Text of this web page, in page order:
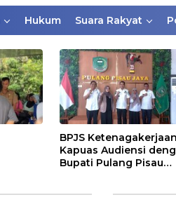
Hukum Suara Rakyat
BPJS Ketenagakerjaan
Kapuas Audiensi
Bupati Pulang Pisau